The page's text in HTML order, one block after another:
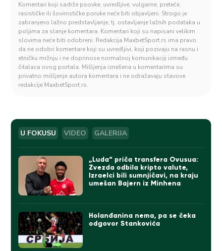
Komentari koji sadrže psovke, uvredljive, vulgarne, preteće,
rasističke ili šovinističke poruke neće biti objavljeni. Strogo je
zabranjeno lažno predstavljanje, tj. ostavljanje lažnih podataka u
poljima za slanje komentara. Komentari koji su napisani velikim
slovima neće biti odobreni. Redakcija MaxbetSport.rs ima pravo
da ne odobri komentare koji su uvredljivi, koji pozivaju na rasnu i
etničku mržnju i ne doprinose normalnoj komunikaciji između
čitalaca ovog portala. Mišljenja iznešena u komentarima su
privatno mišljenje autora komentara i ne odražavaju stavove
redakcije MaxbetSport.rs.
U FOKUSU VIDEO GALERIJA
„Luda“ priča transfera Ovusua:
Zvezda odbila kripto valute,
Izraelci bili sumnjičavi, na kraju
umešan Bajern iz Minhena
Holanđanina nema, pa se čeka
odgovor Stankovića